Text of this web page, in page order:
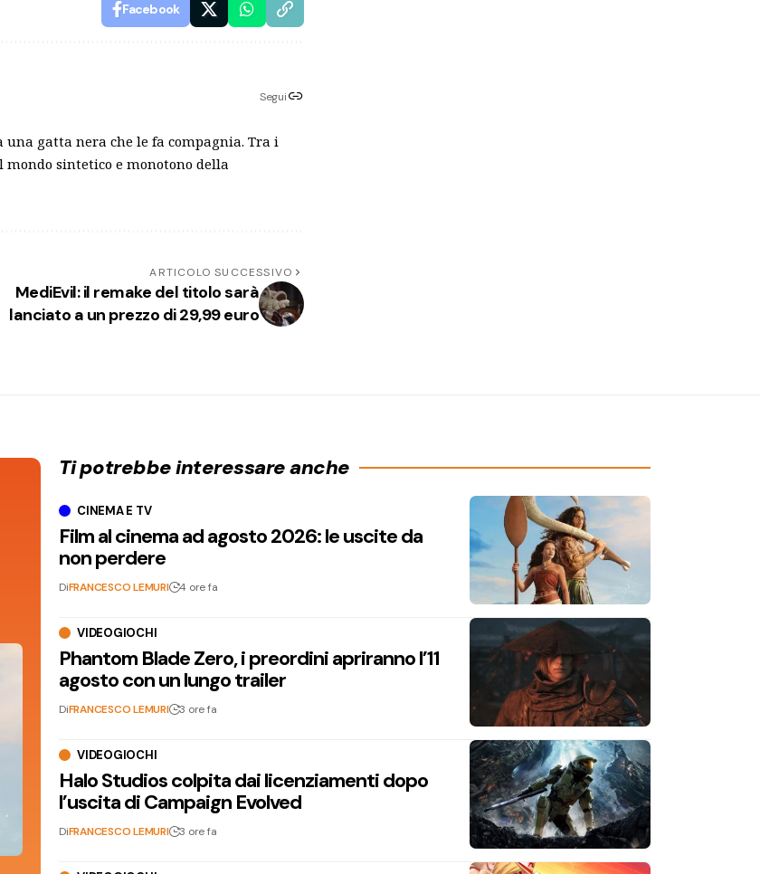
Facebook
Segui
gatta nera che le fa compagnia. Tra i
sintetico e monotono della
ARTICOLO SUCCESSIVO
MediEvil: il remake del titolo sarà
lanciato a un prezzo di 29,99 euro
Ti potrebbe interessare anche
CINEMA E TV
Film al cinema ad agosto 2026: le uscite da
non perdere
DiFRANCESCO LEMURI 4 ore fa
VIDEOGIOCHI
Phantom Blade Zero, i preordini apriranno l’11
agosto con un lungo trailer
DiFRANCESCO LEMURI 3 ore fa
VIDEOGIOCHI
Halo Studios colpita dai licenziamenti dopo
l’uscita di Campaign Evolved
DiFRANCESCO LEMURI 3 ore fa